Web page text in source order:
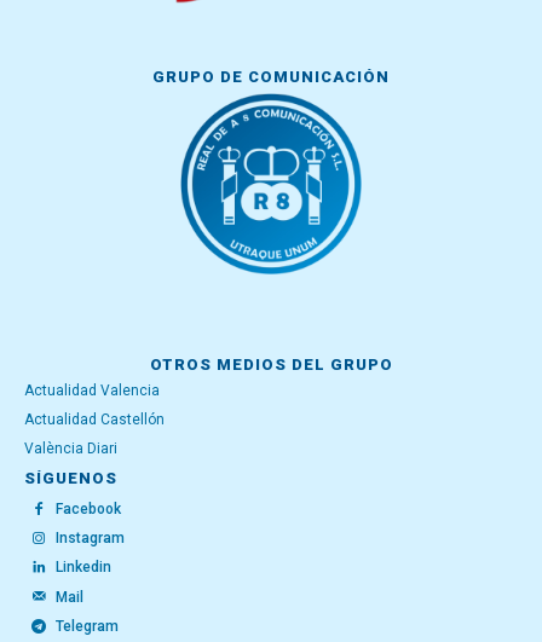
GRUPO DE COMUNICACIÓN
OTROS MEDIOS DEL GRUPO
Actualidad Valencia
Actualidad Castellón
València Diari
SÍGUENOS
Facebook
Instagram
Linkedin
Mail
Telegram